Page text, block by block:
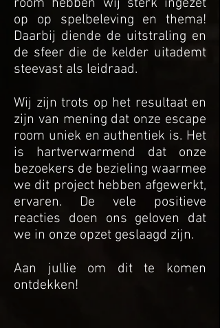
room hebben wij sterk ingezet
op op spelbeleving en thema!
Daarbij diende de uitstraling en
de sfeer die de kelder uitademt
steevast als leidraad.
Wij zijn trots op het resultaat en
zijn van mening dat onze escape
room uniek en authentiek is. Het
is hartverwarmend dat onze
bezoekers de bezieling waarmee
we dit project hebben afgewerkt,
ervaren. De vele positieve
reacties doen ons geloven dat
we in onze opzet geslaagd zijn.
Aan jullie om dit te komen
ontdekken!